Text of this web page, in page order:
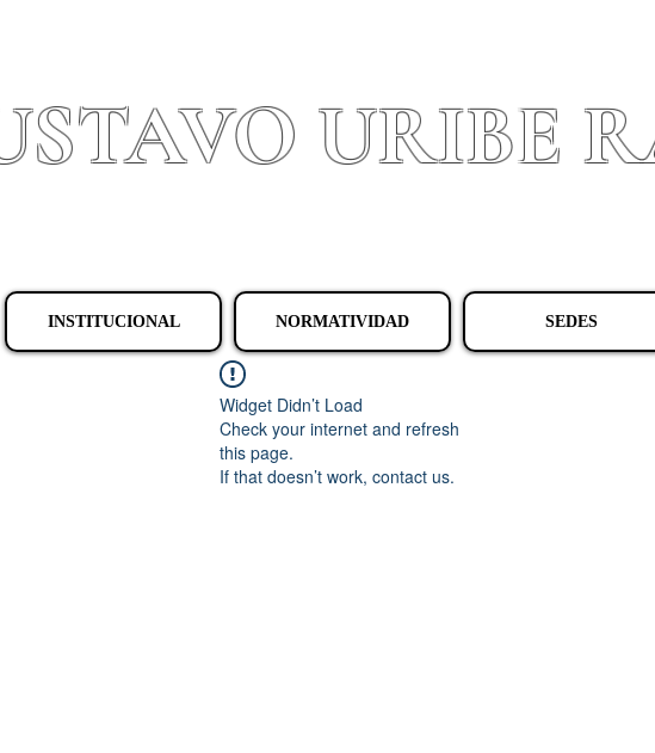
URIBE
INSTITUCIONAL NORMATIVIDAD SEDES
Widget Didn’t Load
Check your internet and refresh
this page.
If that doesn’t work, contact us.